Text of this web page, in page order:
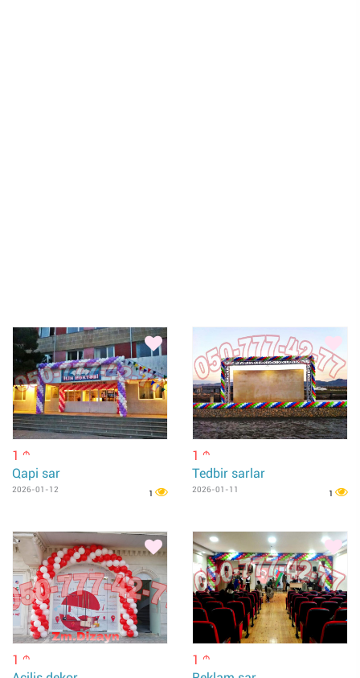
1 m
Qapi sar
2026-01-12 1
1 m
Tedbir sarlar
2026-01-11 1
1 m 1 m